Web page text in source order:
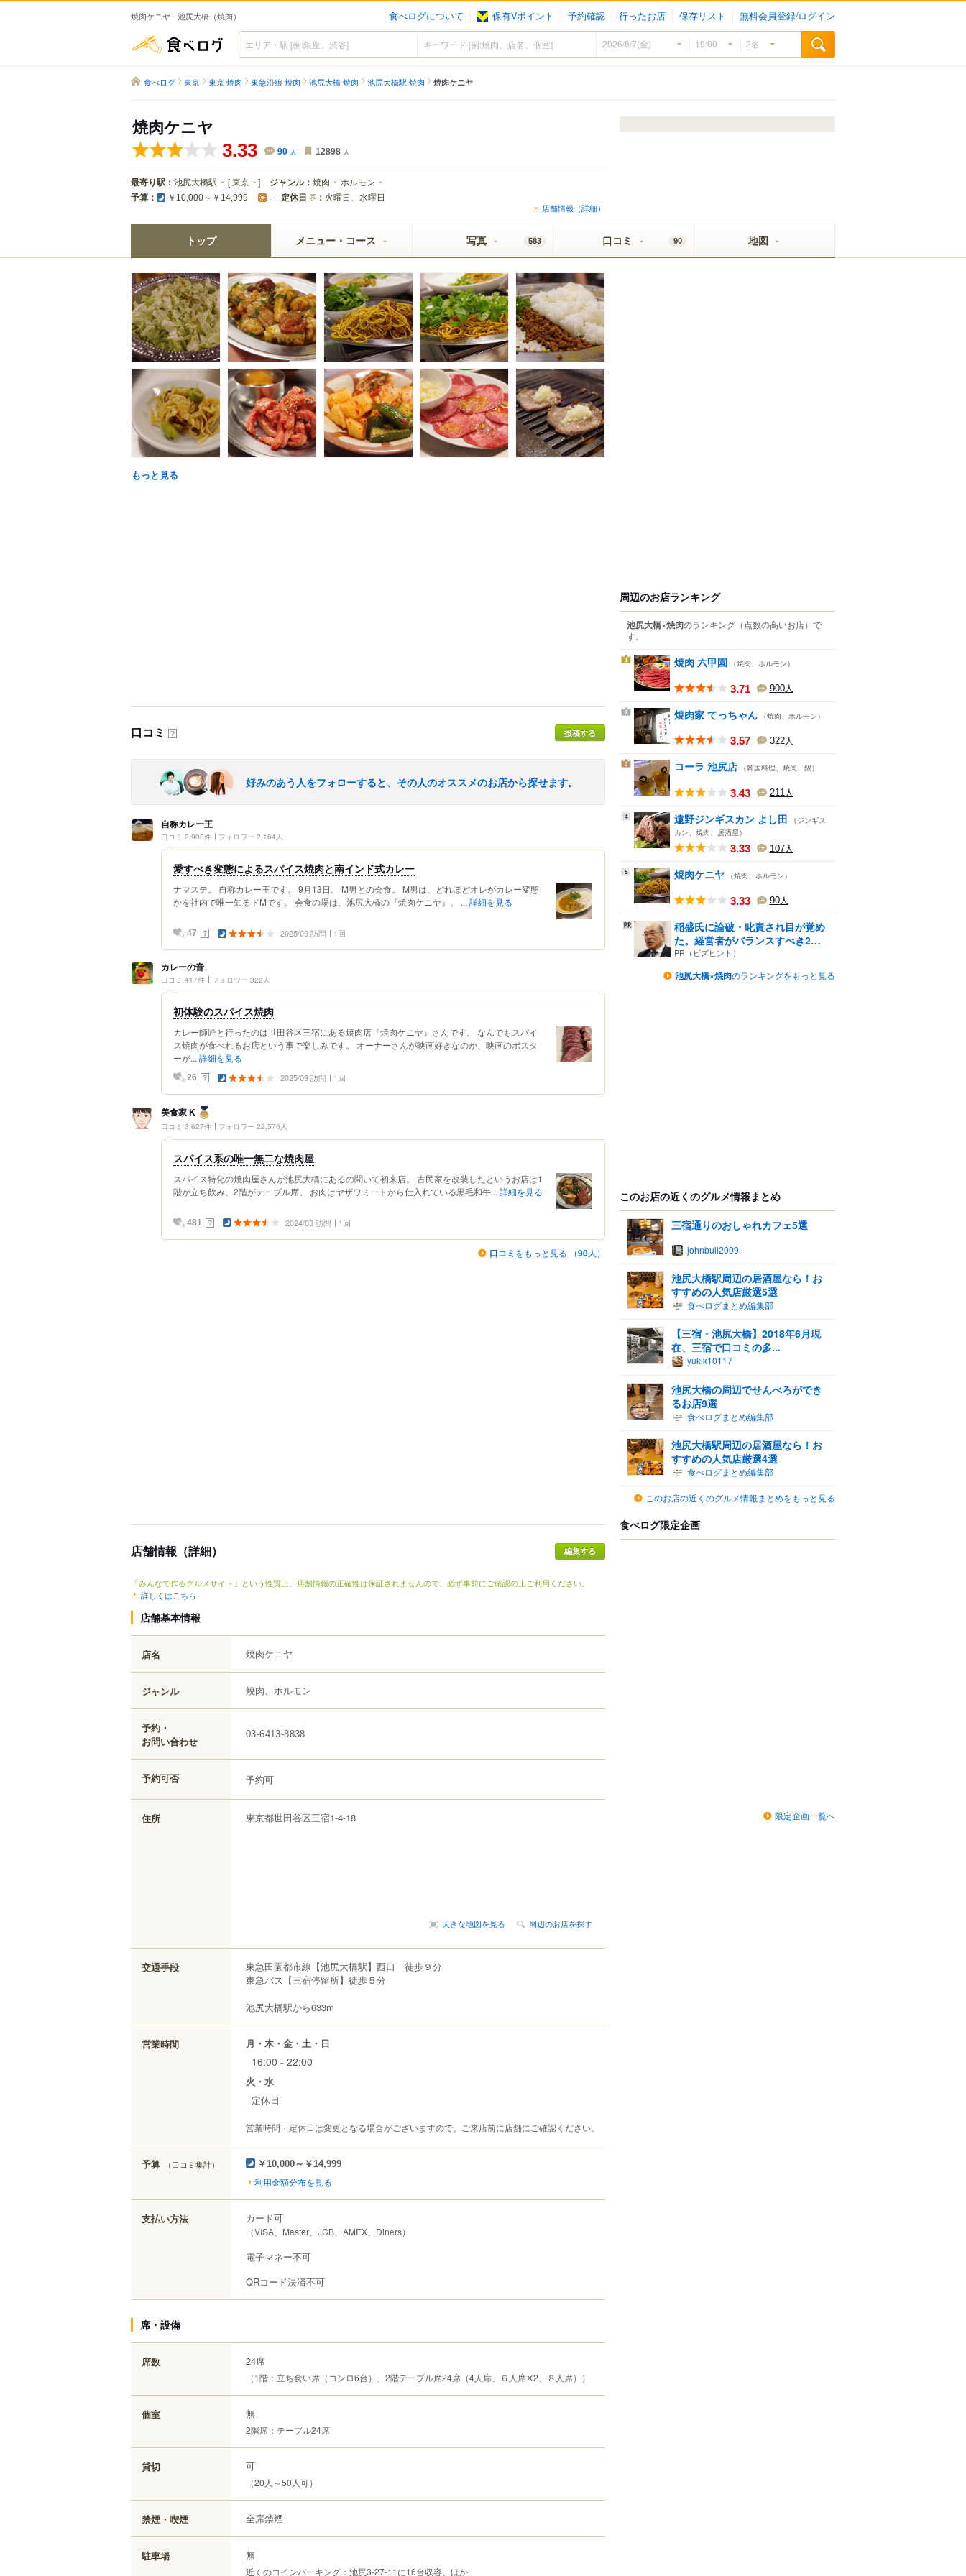
焼肉ケニヤ - 池尻大橋（焼肉） 食べログについて 保有Vポイント 予約確認 行ったお店 保存リスト 無料会員登録/ログイン
食べログ
食べログ 東京 東京 焼肉 東急沿線 焼肉 池尻大橋 焼肉 池尻大橋駅 焼肉 焼肉ケニヤ
焼肉ケニヤ
3.33 90 人 12898 人
最寄り駅： 池尻大橋駅 [東京 ] ジャンル： 焼肉 ホルモン
予算： ￥10,000～￥14,999 - 定休日 ： 火曜日、水曜日
店舗情報（詳細）
トップ メニュー・コース 写真 583 口コミ 90 地図
もっと見る
口コミ ？ 投稿する
好みのあう人をフォローすると、その人のオススメのお店から探せます。
自称カレー王
口コミ 2,908件 フォロワー 2,164人
愛すべき変態によるスパイス焼肉と南インド式カレー
ナマステ。 自称カレー王です。 9月13日。 M男との会食。 M男は、どれほどオレがカレー変態
かを社内で唯一知るドMです。 会食の場は、池尻大橋の『焼肉ケニヤ』。 ... 詳細を見る
47 ？ 2025/09 訪問 1回
カレーの音
口コミ 417件 フォロワー 322人
初体験のスパイス焼肉
カレー師匠と行ったのは世田谷区三宿にある焼肉店『焼肉ケニヤ』さんです。 なんでもスパイ
ス焼肉が食べれるお店という事で楽しみです。 オーナーさんが映画好きなのか、映画のポスタ
ーが... 詳細を見る
26 ？ 2025/09 訪問 1回
美食家 K
口コミ 3,627件 フォロワー 22,576人
スパイス系の唯一無二な焼肉屋
スパイス特化の焼肉屋さんが池尻大橋にあるの聞いて初来店。 古民家を改装したというお店は1
階が立ち飲み、2階がテーブル席。 お肉はヤザワミートから仕入れている黒毛和牛... 詳細を見る
481 ？ 2024/03 訪問 1回
口コミ をもっと見る （90人）
店舗情報（詳細）
「みんなで作るグルメサイト」という性質上、店舗情報の正確性は保証されませんので、必ず事前にご確認の上ご利用ください。
詳しくはこちら
店舗基本情報
店名 焼肉ケニヤ
ジャンル 焼肉、ホルモン
予約・
お問い合わせ
03-6413-8838
予約可否 予約可
住所 東京都世田谷区三宿1‐4‐18
大きな地図を見る 周辺のお店を探す
交通手段
東急田園都市線【池尻大橋駅】西口 徒歩９分
東急バス【三宿停留所】徒歩５分
池尻大橋駅から633m
営業時間 月・木・金・土・日
16:00 - 22:00
火・水
定休日
営業時間・定休日は変更となる場合がございますので、ご来店前に店舗にご確認ください。
予算 （口コミ集計） ￥10,000～￥14,999
利用金額分布を見る
支払い方法 カード可
（VISA、Master、JCB、AMEX、Diners）
電子マネー不可
QRコード決済不可
席・設備
席数 24席
（1階：立ち食い席（コンロ6台）、2階テーブル席24席（4人席、６人席✕2、８人席））
個室 無
2階席：テーブル24席
貸切 可
（20人～50人可）
禁煙・喫煙 全席禁煙
駐車場 無
近くのコインパーキング：池尻3-27-11に16台収容、ほか
周辺のお店ランキング
池尻大橋×焼肉のランキング （点数の高いお店） で
す。
1 焼肉 六甲園 （焼肉、ホルモン）
3.71 900人
2 焼肉家 てっちゃん （焼肉、ホルモン）
3.57 322人
3 コーラ 池尻店 （韓国料理、焼肉、鍋）
3.43 211人
4 遠野ジンギスカン よし田
（ジンギス
カン、焼肉、居酒屋）
3.33 107人
5 焼肉ケニヤ （焼肉、ホルモン）
3.33 90人
稲盛氏に論破・叱責され目が覚め
た。経営者がバランスすべき2
つ...
PR（ビズヒント）
池尻大橋×焼肉のランキングをもっと見る
このお店の近くのグルメ情報まとめ
三宿通りのおしゃれカフェ5選
johnbull2009
池尻大橋駅周辺の居酒屋なら！お
すすめの人気店厳選5選
食べログまとめ編集部
【三宿・池尻大橋】2018年6月現
在、三宿で口コミの多...
yukik10117
池尻大橋の周辺でせんべろができ
るお店9選
食べログまとめ編集部
池尻大橋駅周辺の居酒屋なら！お
すすめの人気店厳選4選
食べログまとめ編集部
このお店の近くのグルメ情報まとめをもっと見る
食べログ限定企画
限定企画一覧へ